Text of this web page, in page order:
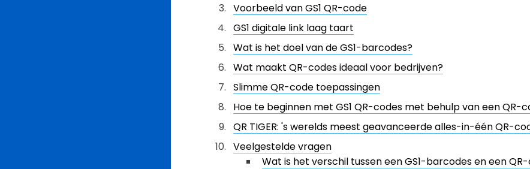
Voorbeeld van GS1 QR-code
GS1 digitale link laag taart
Wat is het doel van de GS1-barcodes?
Wat maakt QR-codes ideaal voor bedrijven?
Slimme QR-code toepassingen
Hoe te beginnen met GS1 QR-codes met behulp van een QR-
QR TIGER: 's werelds meest geavanceerde alles-in-één QR-
Veelgestelde vragen
Wat is het verschil tussen een GS1-barcodes en een